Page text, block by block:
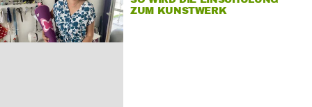
ZUM KUNSTWERK